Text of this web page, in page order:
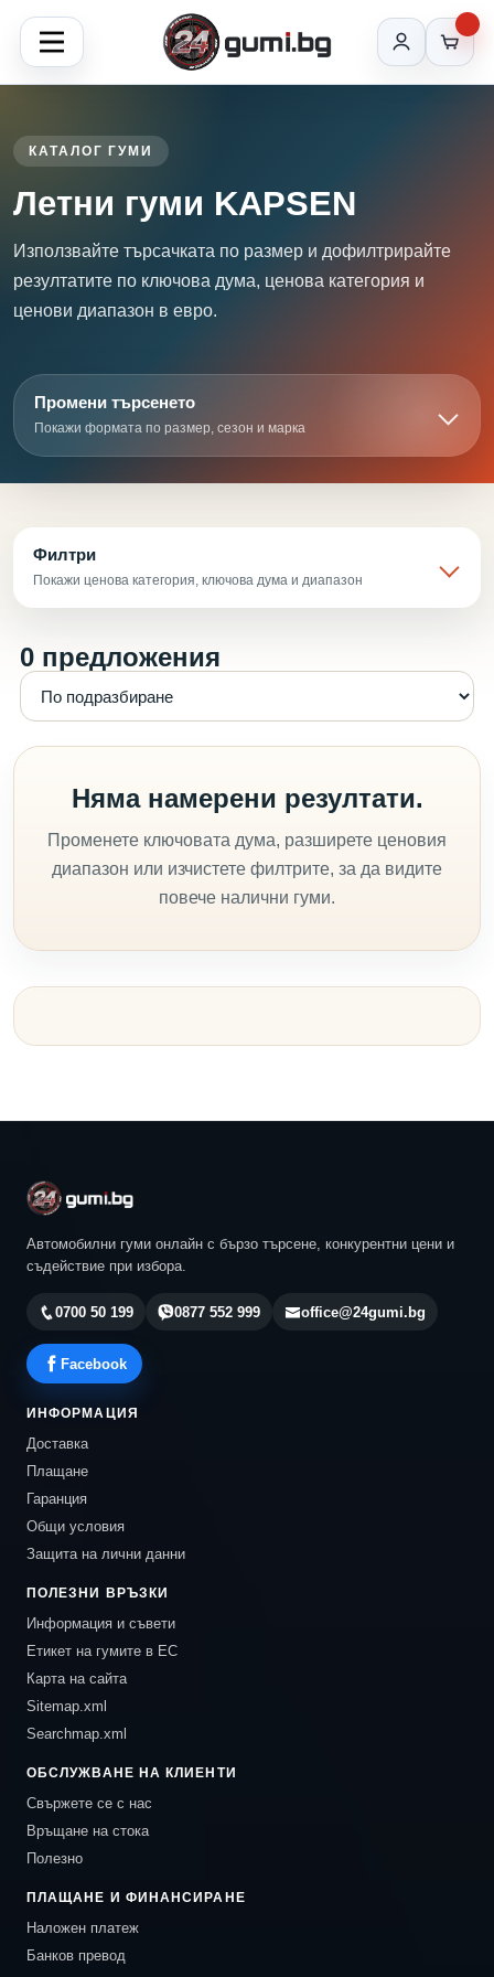
КАТАЛОГ ГУМИ
Летни гуми KAPSEN
Използвайте търсачката по размер и дофилтрирайте
резултатите по ключова дума, ценова категория и
ценови диапазон в евро.
Промени търсенето
Покажи формата по размер, сезон и марка
Филтри
Покажи ценова категория, ключова дума и диапазон
0 предложения
Няма намерени резултати.
Променете ключовата дума, разширете ценовия
диапазон или изчистете филтрите, за да видите
повече налични гуми.
Автомобилни гуми онлайн с бързо търсене, конкурентни цени и
съдействие при избора.
0700 50 199 0877 552 999 office@24gumi.bg
Facebook
ИНФОРМАЦИЯ
Доставка
Плащане
Гаранция
Общи условия
Защита на лични данни
ПОЛЕЗНИ ВРЪЗКИ
Информация и съвети
Етикет на гумите в ЕС
Карта на сайта
Sitemap.xml
Searchmap.xml
ОБСЛУЖВАНЕ НА КЛИЕНТИ
Свържете се с нас
Връщане на стока
Полезно
ПЛАЩАНЕ И ФИНАНСИРАНЕ
Наложен платеж
Банков превод